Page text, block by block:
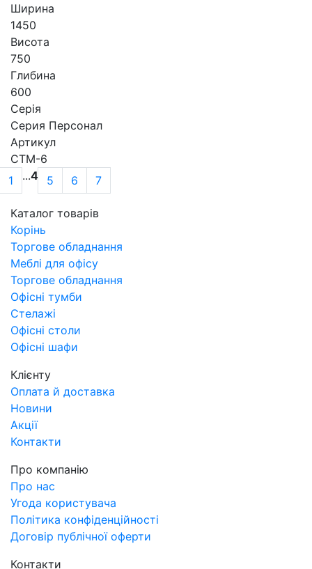
Ширина
1450
Висота
750
Глибина
600
Серія
Серия Персонал
Артикул
СТМ-6
1
...4 5 6 7
Каталог товарів
Корінь
Торгове обладнання
Меблі для офісу
Торгове обладнання
Офісні тумби
Стелажі
Офісні столи
Офісні шафи
Клієнту
Оплата й доставка
Новини
Акції
Контакти
Про компанію
Про нас
Угода користувача
Політика конфіденційності
Договір публічної оферти
Контакти